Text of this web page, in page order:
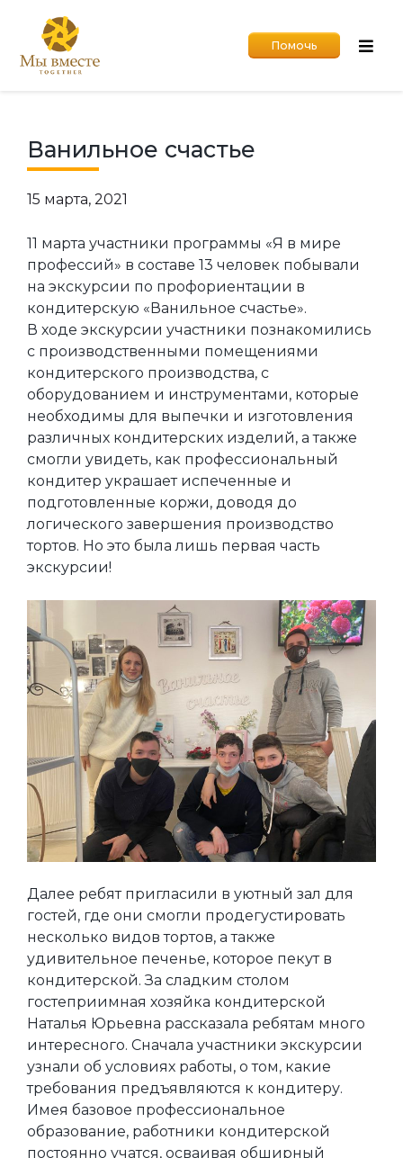
Помочь
Ванильное счастье
15 марта, 2021
11 марта участники программы «Я в мире
профессий» в составе 13 человек побывали
на экскурсии по профориентации в
кондитерскую «Ванильное счастье».
В ходе экскурсии участники познакомились
с производственными помещениями
кондитерского производства, с
оборудованием и инструментами, которые
необходимы для выпечки и изготовления
различных кондитерских изделий, а также
смогли увидеть, как профессиональный
кондитер украшает испеченные и
подготовленные коржи, доводя до
логического завершения производство
тортов. Но это была лишь первая часть
экскурсии!
Далее ребят пригласили в уютный зал для
гостей, где они смогли продегустировать
несколько видов тортов, а также
удивительное печенье, которое пекут в
кондитерской. За сладким столом
гостеприимная хозяйка кондитерской
Наталья Юрьевна рассказала ребятам много
интересного. Сначала участники экскурсии
узнали об условиях работы, о том, какие
требования предъявляются к кондитеру.
Имея базовое профессиональное
образование, работники кондитерской
постоянно учатся, осваивая обширный